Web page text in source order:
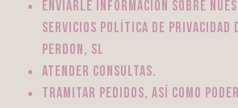
enviarle información sobre
servicios Política de privacidad de
PERDON, SL
atender consultas.
tramitar pedidos, así como